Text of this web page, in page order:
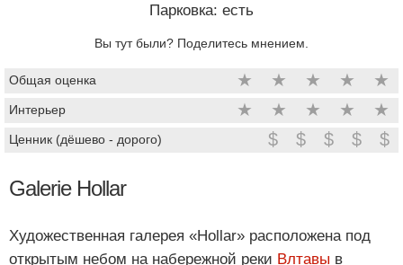
Парковка: есть
Вы тут были? Поделитесь мнением.
Общая оценка ★ ★ ★ ★ ★
Интерьер ★ ★ ★ ★ ★
Ценник (дёшево - дорого) $ $ $ $ $
Galerie Hollar
Художественная галерея «Hollar» расположена под
открытым небом на набережной реки Влтавы в